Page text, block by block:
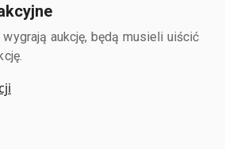
aukcję, będą musieli uiścić